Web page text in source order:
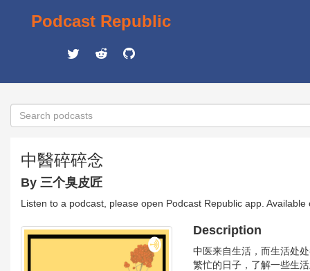
Podcast Republic
中醫碎碎念
By 三个臭皮匠
Listen to a podcast, please open Podcast Republic app.
Description
中医来自生活，而生活处
繁忙的日子，了解一些生